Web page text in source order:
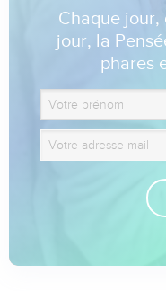
Chaque jour,
jour, la
phares